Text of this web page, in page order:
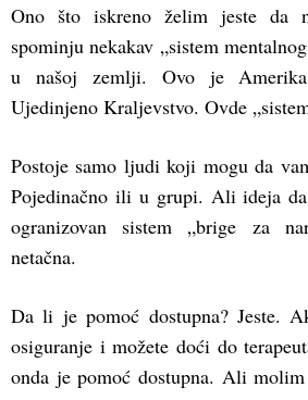
Ono što iskreno želim jeste da
spominju nekakav „sistem
u našoj zemlji. Ovo je
Ujedinjeno Kraljevstvo. Ovde
Postoje samo ljudi koji mogu da
Pojedinačno ili u grupi. Ali ideja
ogranizovan sistem „brige za
netačna.
Da li je pomoć dostupna? Jeste.
osiguranje i možete doći do
onda je pomoć dostupna. Ali molim